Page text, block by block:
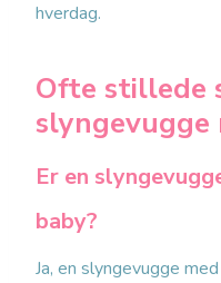
hverdag.
Ofte stillede
Er en
baby?
Ja, en slyngevugge